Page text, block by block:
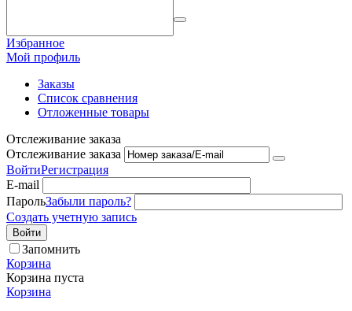
Избранное
Мой профиль
Заказы
Список сравнения
Отложенные товары
Отслеживание заказа
Отслеживание заказа
ВойтиРегистрация
E-mail
ПарольЗабыли пароль?
Создать учетную запись
Войти
Запомнить
Корзина
Корзина пуста
Корзина